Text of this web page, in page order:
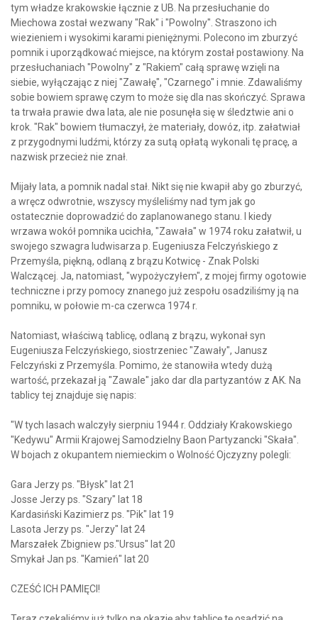
tym władze krakowskie łącznie z UB. Na przesłuchanie do
Miechowa został wezwany "Rak" i "Powolny". Straszono ich
wiezieniem i wysokimi karami pieniężnymi. Polecono im zburzyć
pomnik i uporządkować miejsce, na którym został postawiony. Na
przesłuchaniach "Powolny" z "Rakiem" całą sprawę wzięli na
siebie, wyłączając z niej "Zawałę", "Czarnego" i mnie. Zdawaliśmy
sobie bowiem sprawę czym to może się dla nas skończyć. Sprawa
ta trwała prawie dwa lata, ale nie posunęła się w śledztwie ani o
krok. "Rak" bowiem tłumaczył, że materiały, dowóz, itp. załatwiał
z przygodnymi ludźmi, którzy za sutą opłatą wykonali tę pracę, a
nazwisk przecież nie znał.
Mijały lata, a pomnik nadal stał. Nikt się nie kwapił aby go zburzyć,
a wręcz odwrotnie, wszyscy myśleliśmy nad tym jak go
ostatecznie doprowadzić do zaplanowanego stanu. I kiedy
wrzawa wokół pomnika ucichła, "Zawała" w 1974 roku załatwił, u
swojego szwagra ludwisarza p. Eugeniusza Felczyńskiego z
Przemyśla, piękną, odlaną z brązu Kotwicę - Znak Polski
Walczącej. Ja, natomiast, "wypożyczyłem", z mojej firmy ogotowie
techniczne i przy pomocy znanego już zespołu osadziliśmy ją na
pomniku, w połowie m-ca czerwca 1974 r.
Natomiast, właściwą tablicę, odlaną z brązu, wykonał syn
Eugeniusza Felczyńskiego, siostrzeniec "Zawały", Janusz
Felczyński z Przemyśla. Pomimo, że stanowiła wtedy dużą
wartość, przekazał ją "Zawale" jako dar dla partyzantów z AK. Na
tablicy tej znajduje się napis:
"W tych lasach walczyły sierpniu 1944 r. Oddziały Krakowskiego
"Kedywu" Armii Krajowej Samodzielny Baon Partyzancki "Skała".
W bojach z okupantem niemieckim o Wolność Ojczyzny polegli:
Gara Jerzy ps. "Błysk" lat 21
Josse Jerzy ps. "Szary" lat 18
Kardasiński Kazimierz ps. "Pik" lat 19
Lasota Jerzy ps. "Jerzy" lat 24
Marszałek Zbigniew ps."Ursus" lat 20
Smykał Jan ps. "Kamień" lat 20
CZEŚĆ ICH PAMIĘCI!